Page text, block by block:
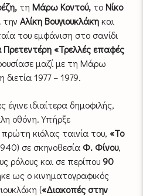
τηΜάρω Κοντού, τοΝίκο
τηνΑλίκη Βουγιουκλάκηκαι
του εμφάνιση στο σανίδι
«Τρελλές επαφές
μαζί με τη Μάρω
διετία 1977 – 1979.
ιδιαίτερα δημοφιλής,
οθόνη. Υπήρξε
κιόλας ταινία του,«Το
σε σκηνοθεσία Φ. Φίνου,
ρόλους και σε περίπου 90
ως ο κινηματογραφικός
(«Διακοπές στην